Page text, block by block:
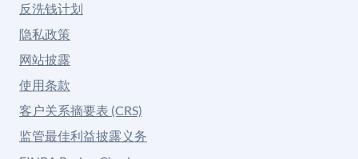
反洗钱计划
隐私政策
网站披露
使用条款
客户关系摘要表 (CRS)
监管最佳利益披露义务